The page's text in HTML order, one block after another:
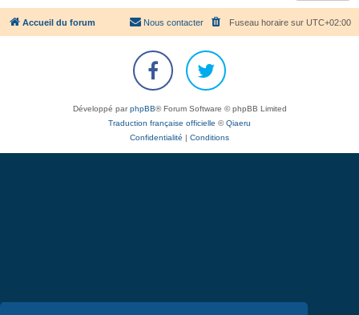
Accueil du forum Fuseau horaire sur UTC+02:00
Nous contacter
Développé parphpBB® Forum Software © phpBB Limited
Traduction française officielle ©Qiaeru
Confidentialité
Conditions